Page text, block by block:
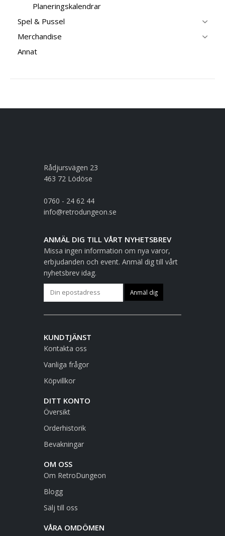
Planeringskalendrar
Spel & Pussel
Merchandise
Annat
Rådjursvägen 23
463 72 Lödöse
0760 - 24 62 44
info@retrodungeon.se
ANMÄL DIG TILL VÅRT NYHETSBREV
Missa ingen information om nya varor,
erbjudanden och event. Anmäl dig till vårt
nyhetsbrev idag.
KUNDTJÄNST
Kontakta oss
Vanliga frågor
Köpvillkor
DITT KONTO
Översikt
Orderhistorik
Bevakningar
OM OSS
Om RetroDungeon
Blogg
Sälj till oss
VÅRA OMDÖMEN